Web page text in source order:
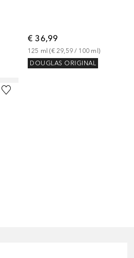
€ 36,99
125 ml (€ 29,59 / 100 ml)
DOUGLAS ORIGINAL